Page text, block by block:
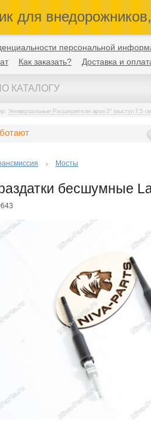
для
персональной
Как заказать? Доставка и
Универсальные Расширители арок 3" (выступ 7,5
Мосты
бесшумные